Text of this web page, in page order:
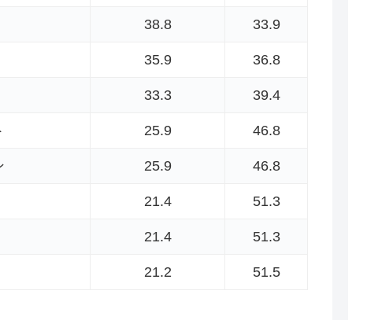
38.8 33.9
35.9 36.8
33.3 39.4
25.9 46.8
25.9 46.8
21.4 51.3
21.4 51.3
21.2 51.5